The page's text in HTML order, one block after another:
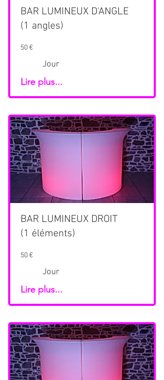
BAR LUMINEUX D'ANGLE
(1 angles)
50 €
Jour
Lire plus...
BAR LUMINEUX DROIT
(1 éléments)
50 €
Jour
Lire plus...